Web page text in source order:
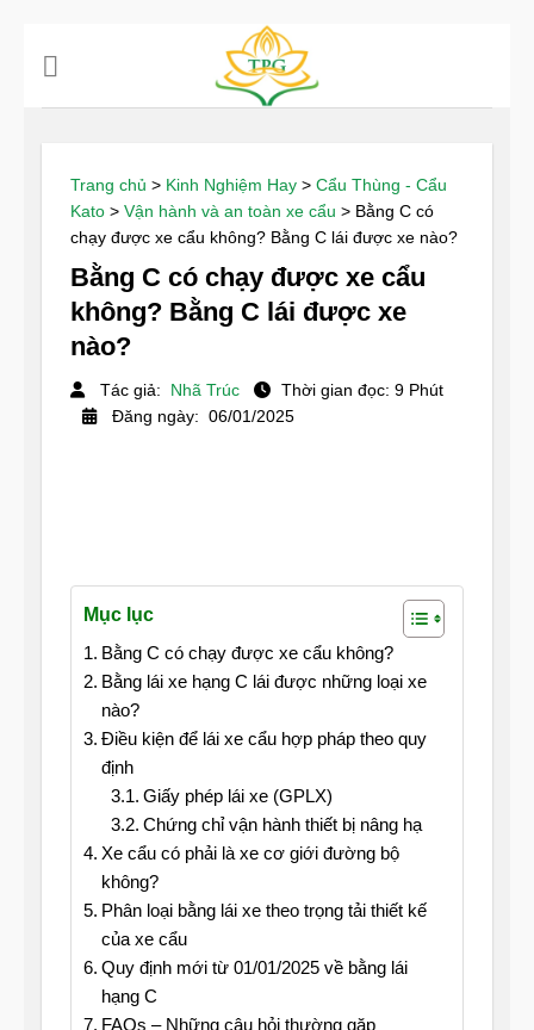
Trang chủ > Kinh Nghiệm Hay > Cẩu Thùng - Cẩu
Kato > Vận hành và an toàn xe cẩu > Bằng C có
chạy được xe cẩu không? Bằng C lái được xe nào?
Bằng C có chạy được xe cẩu
không? Bằng C lái được xe
nào?
Tác giả: Nhã Trúc
Thời gian đọc: 9 Phút
Đăng ngày: 06/01/2025
Mục lục
Bằng C có chạy được xe cẩu không?
Bằng lái xe hạng C lái được những loại xe
nào?
Điều kiện để lái xe cẩu hợp pháp theo quy
định
Giấy phép lái xe (GPLX)
Chứng chỉ vận hành thiết bị nâng hạ
Xe cẩu có phải là xe cơ giới đường bộ
không?
Phân loại bằng lái xe theo trọng tải thiết kế
của xe cẩu
Quy định mới từ 01/01/2025 về bằng lái
hạng C
FAQs – Những câu hỏi thường gặp